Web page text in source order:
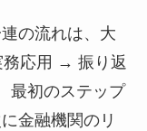
の流れは、大
応用 → 振り返
最初のステップ
金融機関のリ